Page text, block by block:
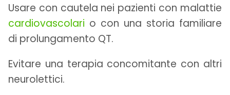
Usare con cautela nei pazienti con malattie
cardiovascolari o con una storia familiare
di prolungamento QT.
Evitare una terapia concomitante con altri
neurolettici.